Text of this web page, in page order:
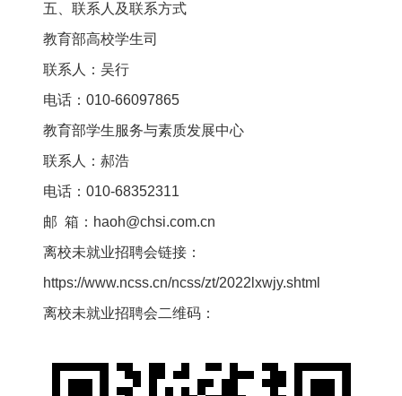
五、联系人及联系方式
教育部高校学生司
联系人：吴行
电话：010-66097865
教育部学生服务与素质发展中心
联系人：郝浩
电话：010-68352311
邮 箱：haoh@chsi.com.cn
离校未就业招聘会链接：
https://www.ncss.cn/ncss/zt/2022lxwjy.shtml
离校未就业招聘会二维码：